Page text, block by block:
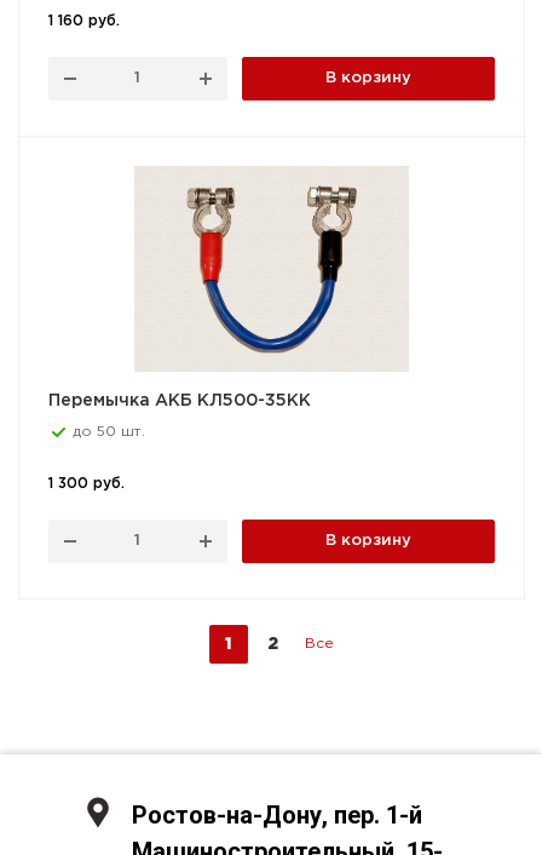
1 160 руб.
В корзину
Перемычка АКБ КЛ500-35КК
до 50 шт.
1 300 руб.
В корзину
1 2 Все
Ростов-на-Дону, пер. 1-й